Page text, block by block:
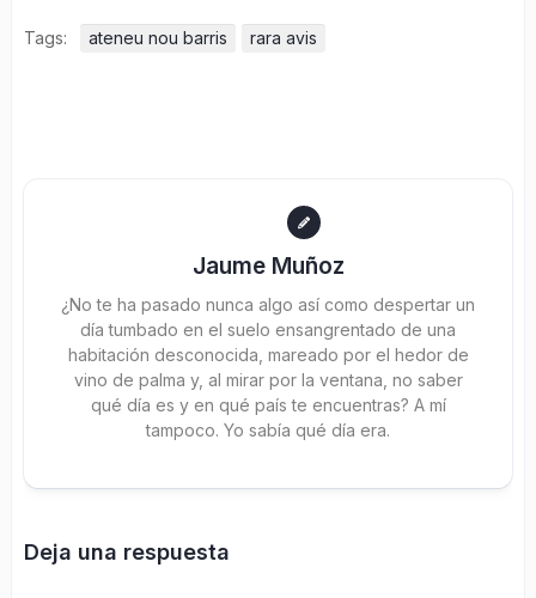
Tags: ateneu nou barris rara avis
Jaume Muñoz
¿No te ha pasado nunca algo así como despertar un
día tumbado en el suelo ensangrentado de una
habitación desconocida, mareado por el hedor de
vino de palma y, al mirar por la ventana, no saber
qué día es y en qué país te encuentras? A mí
tampoco. Yo sabía qué día era.
Deja una respuesta